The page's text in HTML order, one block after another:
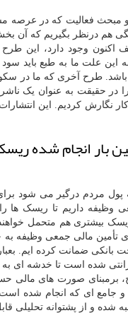
فعالیت که در عرصه
درنظر بگیریم که آن بخش
وجود دارد، این طرح
این علت ما به طبع باید
باشد. طرح آخری که ما در
در حقیقت به عنوان یک
نگارش کردیم. این
بار انجام
مردم درگیر می شود
داریم تا ریسک ها را
بیشتری هم متحمل
تأمین مالی جمعی وظیفه
بانکی ضمانت کرده ایم.
شده است تا خدشه ای
صورت های مالی
جامع ای که انجام شده
شده و از پشتوانه تحلیلی